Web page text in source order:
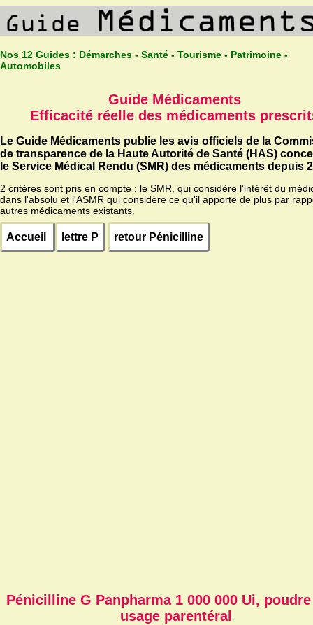
Nos 12 Guides : Démarches - Santé - Tourisme - Patrimoine -
Automobiles
Guide Médicaments
Efficacité réelle des médicaments
Le Guide Médicaments publie les avis officiels de la
de transparence de la Haute Autorité de Santé (HAS)
le Service Médical Rendu (SMR) des médicaments depuis
2 critères sont pris en compte : le SMR, qui considère l'intérêt du
dans l'absolu et l'ASMR qui considère ce qu'il apporte de plus par
autres médicaments existants.
Accueil lettre P retour Pénicilline
Pénicilline G Panpharma 1 000 000 Ui,
usage parentéral